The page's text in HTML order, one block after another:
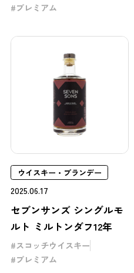
プレミアム
ウイスキー・ブランデー
2025.06.17
セブンサンズ シングルモ
ルト ミルトンダフ12年
スコッチウイスキー
プレミアム